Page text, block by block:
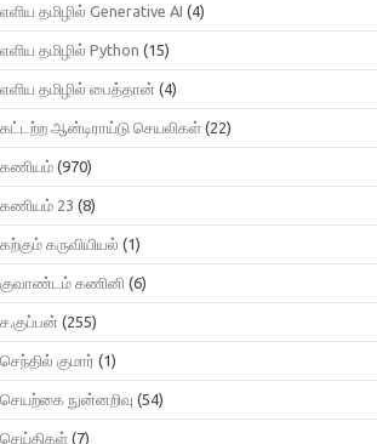
எளிய தமிழில் Generative AI (4)
எளிய தமிழில் Python (15)
எளிய தமிழில் பைத்தான் (4)
கட்டற்ற ஆன்டிராய்டு செயலிகள் (22)
கணியம் (970)
கணியம் 23 (8)
கற்கும் கருவியியல் (1)
குவாண்டம் கணினி (6)
ச.குப்பன் (255)
செந்தில் குமார் (1)
செயற்கை நுன்னறிவு (54)
செய்திகள் (7)